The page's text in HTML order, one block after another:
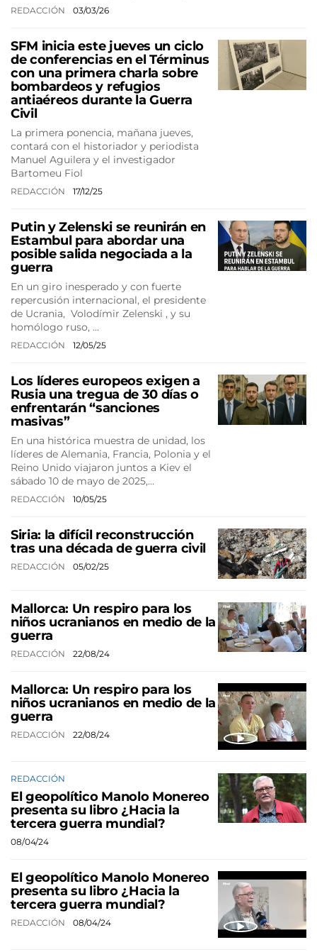
REDACCIÓN 03/03/26
SFM inicia este jueves un ciclo
de conferencias en el Términus
con una primera charla sobre
bombardeos y refugios
antiaéreos durante la Guerra
Civil
La primera ponencia, mañana jueves,
contará con el historiador y periodista
Manuel Aguilera y el investigador
Bartomeu Fiol
REDACCIÓN 17/12/25
Putin y Zelenski se reunirán en
Estambul para abordar una
posible salida negociada a la
guerra
En un giro inesperado y con fuerte
repercusión internacional, el presidente
de Ucrania, Volodímir Zelenski , y su
homólogo ruso, …
REDACCIÓN 12/05/25
Los líderes europeos exigen a
Rusia una tregua de 30 días o
enfrentarán “sanciones
masivas”
En una histórica muestra de unidad, los
líderes de Alemania, Francia, Polonia y el
Reino Unido viajaron juntos a Kiev el
sábado 10 de mayo de 2025,…
REDACCIÓN 10/05/25
Siria: la difícil reconstrucción
tras una década de guerra civil
REDACCIÓN 05/02/25
Mallorca: Un respiro para los
niños ucranianos en medio de la
guerra
REDACCIÓN 22/08/24
Mallorca: Un respiro para los
niños ucranianos en medio de la
guerra
REDACCIÓN 22/08/24
REDACCIÓN
El geopolítico Manolo Monereo
presenta su libro ¿Hacia la
tercera guerra mundial?
08/04/24
El geopolítico Manolo Monereo
presenta su libro ¿Hacia la
tercera guerra mundial?
REDACCIÓN 08/04/24